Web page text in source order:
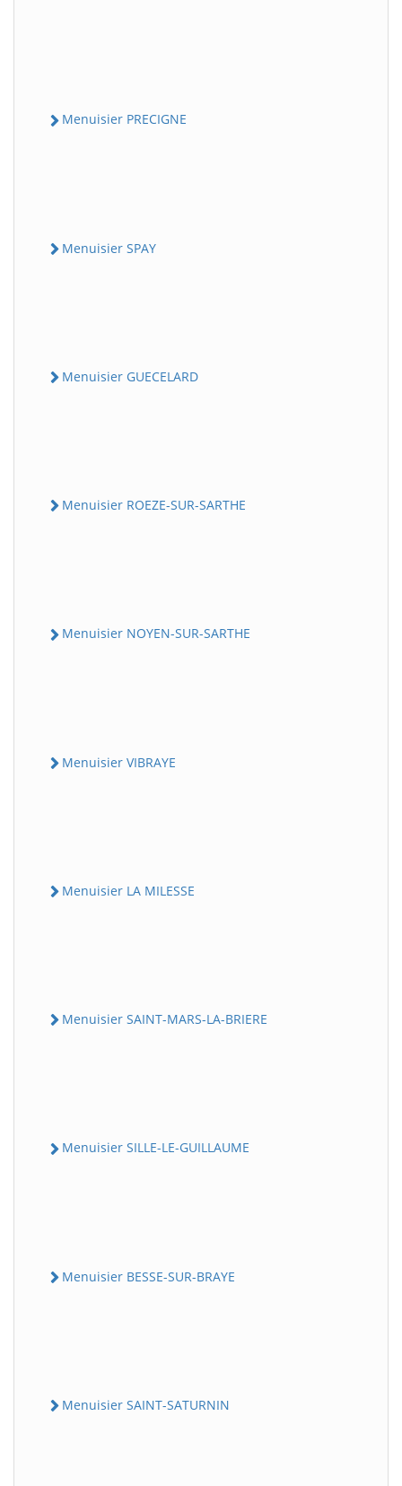
Menuisier PRECIGNE
Menuisier SPAY
Menuisier GUECELARD
Menuisier ROEZE-SUR-SARTHE
Menuisier NOYEN-SUR-SARTHE
Menuisier VIBRAYE
Menuisier LA MILESSE
Menuisier SAINT-MARS-LA-BRIERE
Menuisier SILLE-LE-GUILLAUME
Menuisier BESSE-SUR-BRAYE
Menuisier SAINT-SATURNIN